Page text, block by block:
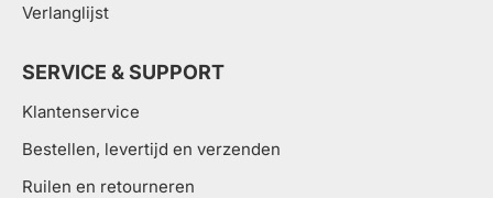
Verlanglijst
SERVICE & SUPPORT
Klantenservice
Bestellen, levertijd en verzenden
Ruilen en retourneren